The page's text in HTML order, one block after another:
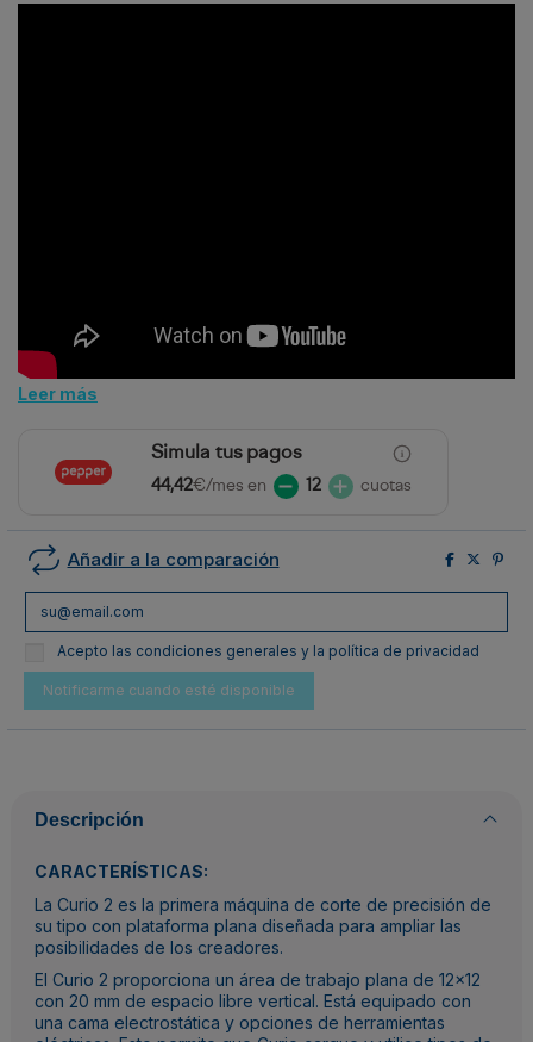
Leer más
Simula tus pagos
44,42€/mes en 12 cuotas
Añadir a la comparación
Acepto las condiciones generales y la política de privacidad
Descripción
CARACTERÍSTICAS:
La Curio 2 es la primera máquina de corte de precisión de
su tipo con plataforma plana diseñada para ampliar las
posibilidades de los creadores.
El Curio 2 proporciona un área de trabajo plana de 12x12
con 20 mm de espacio libre vertical. Está equipado con
una cama electrostática y opciones de herramientas